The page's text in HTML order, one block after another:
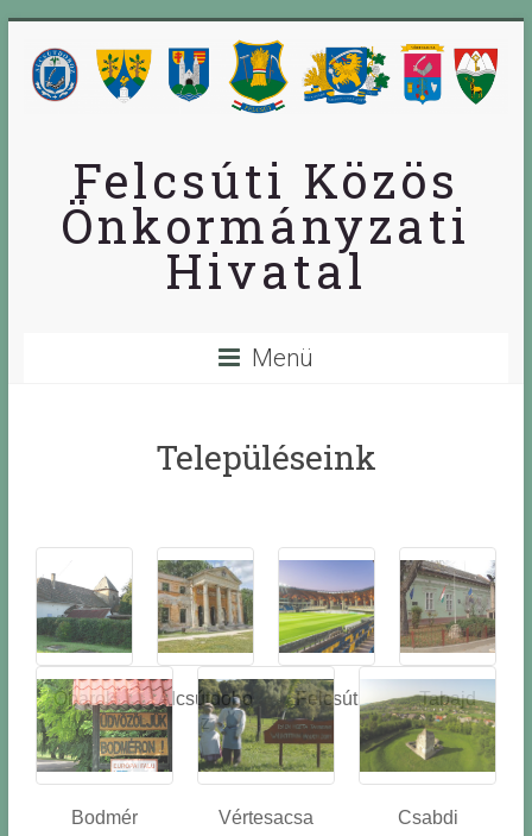
Felcsúti Közös
Önkormányzati
Hivatal
Menü
Településeink
Óbarok
Alcsútdobo
z
Felcsút Tabajd
Bodmér Vértesacsa Csabdi